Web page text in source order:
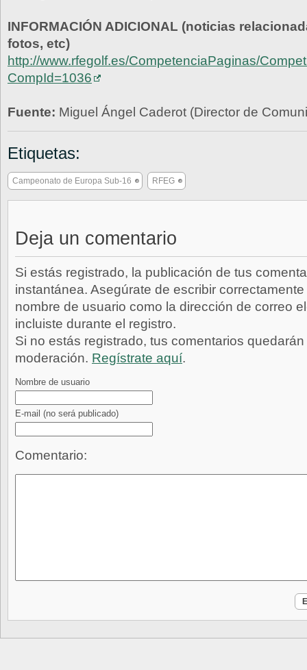
INFORMACIÓN ADICIONAL (noticias
fotos, etc)
http://www.rfegolf.es/CompetenciaPaginas/
CompId=1036
Fuente: Miguel Ángel Caderot (Director de
Etiquetas:
Campeonato de Europa Sub-16 RFEG
Deja un comentario
Si estás registrado, la publicación de tus
instantánea. Asegúrate de escribir
nombre de usuario como la dirección de correo
incluiste durante el registro.
Si no estás registrado, tus comentarios
moderación. Regístrate aquí.
Nombre de usuario
E-mail (no será publicado)
Comentario: